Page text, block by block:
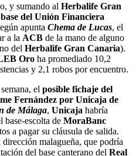
y sumando al Herbalife Gran
del Unión Financiera
apunta Chema de Lucas, el
a la ACB de la mano de alguno
del Herbalife Gran Canaria).
Oro ha promediado 10,2
y 2,1 robos por encuentro.
el posible fichaje del
Fernández por Unicaja de
de Málaga, Unicaja habría
base-escolta de MoraBanc
a pagar su cláusula de salida.
malagueña, que podría
del base canterano del Real